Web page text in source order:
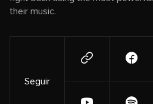
their music.
Seguir